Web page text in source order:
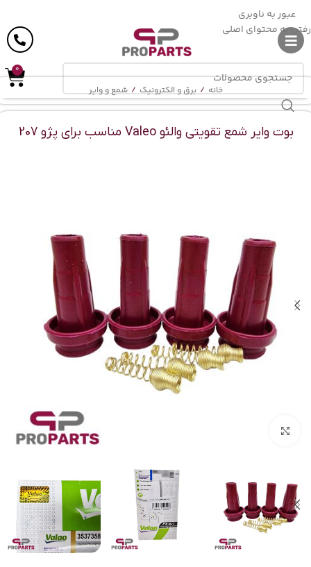
عبور به ناوبری
رفتن به محتوای اصلی
ارسال رایگان
0
خانه/برق و الکترونیک/شمع و وایر
بوت وایر شمع تقویتی والئو Valeo مناسب برای پژو 207